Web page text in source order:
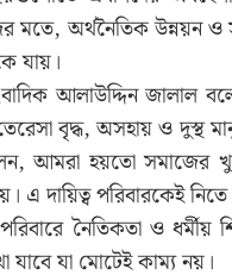
মতে, অর্থনৈতিক উন্নয়ন ও
যায়।
আলাউদ্দিন জালাল
তেরেসা বৃদ্ধ, অসহায় ও
আমরা হয়তো সমাজের
এ দায়িত্ব পরিবারকেই
নৈতিকতা ও ধর্মীয়
যা মোটেই কাম্য নয়।